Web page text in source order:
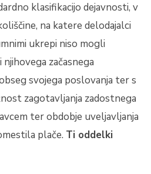
klasifikacijo dejavnosti, v
na katere delodajalci
ukrepi niso mogli
začasnega
svojega poslovanja ter s
zagotavljanja zadostnega
ter obdobje uveljavljanja
plače. Ti oddelki